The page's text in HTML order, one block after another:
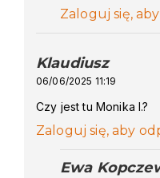
Zaloguj się,
Klaudiuszsays:
06/06/2025 11:19
Czy jest tu Monika I.?
Zaloguj się, aby
Ewa